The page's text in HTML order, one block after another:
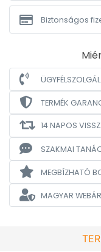
Biztonságos
TERMÉK
14 NAPOS
SZAKMAI
MEGBÍZHATÓ
MAGYAR